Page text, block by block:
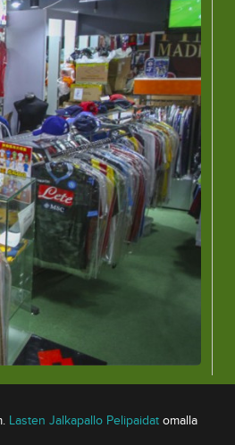
Lasten Jalkapallo Pelipaidat omalla